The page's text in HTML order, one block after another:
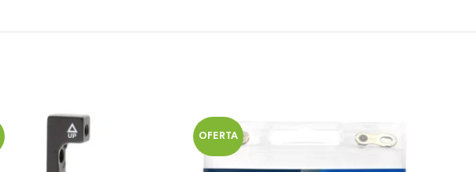
OFERTA